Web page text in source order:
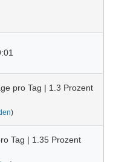
pro Tag | 1.3 Prozent
)
Tag | 1.35 Prozent